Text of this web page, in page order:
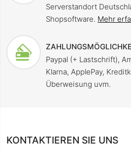
Serverstandort
Shopsoftware. Mehr
Paypal (+ Lastschrift),
Klarna, ApplePay,
Überweisung uvm.
KONTAKTIEREN SIE UNS